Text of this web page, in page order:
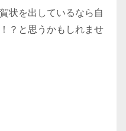
状を出しているなら自
？と思うかもしれませ